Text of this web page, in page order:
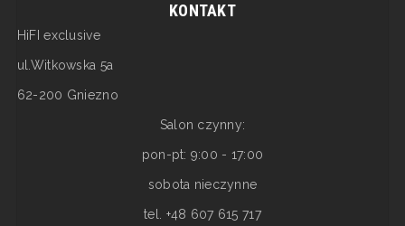
KONTAKT
HiFI exclusive
ul.Witkowska 5a
62-200 Gniezno
Salon czynny:
pon-pt: 9:00 - 17:00
sobota nieczynne
tel. +48 607 615 717